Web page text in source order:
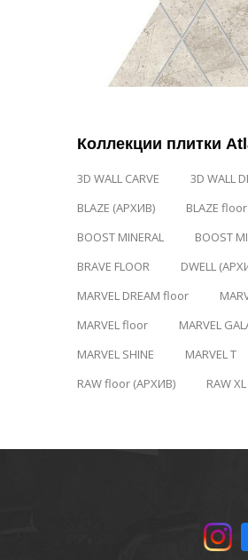
Коллекции плитки
3D WALL CARVE 3D WALL
BLAZE (АРХИВ)
BLAZE
BOOST MINERAL
BOOST
BRAVE FLOOR
DWELL
MARVEL DREAM floor
MARVEL floor
MARVEL
MARVEL SHINE
MARVEL T
RAW floor (АРХИВ)
RAW